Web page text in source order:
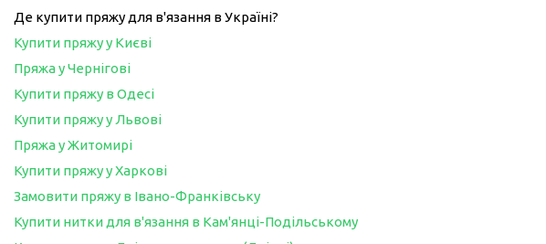
Де купити пряжу для в'язання в Україні?
Купити пряжу у Києві
Пряжа у Чернігові
Купити пряжу в Одесі
Купити пряжу у Львові
Пряжа у Житомирі
Купити пряжу у Харкові
Замовити пряжу в Івано-Франківську
Купити нитки для в'язання в Кам'янці-Подільському